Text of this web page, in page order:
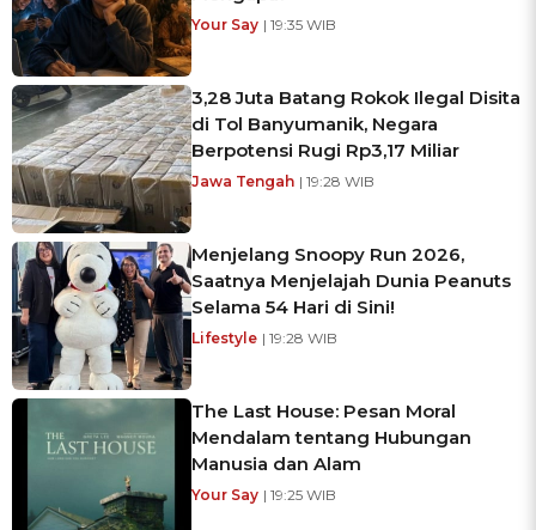
Your Say | 19:35 WIB
3,28 Juta Batang Rokok Ilegal Disita
di Tol Banyumanik, Negara
Berpotensi Rugi Rp3,17 Miliar
Jawa Tengah | 19:28 WIB
Menjelang Snoopy Run 2026,
Saatnya Menjelajah Dunia Peanuts
Selama 54 Hari di Sini!
Lifestyle | 19:28 WIB
The Last House: Pesan Moral
Mendalam tentang Hubungan
Manusia dan Alam
Your Say | 19:25 WIB